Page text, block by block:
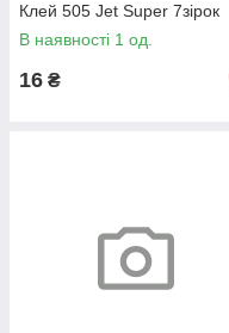
Клей 505 Jet Super 7зірок
В наявності 1 од.
16 ₴